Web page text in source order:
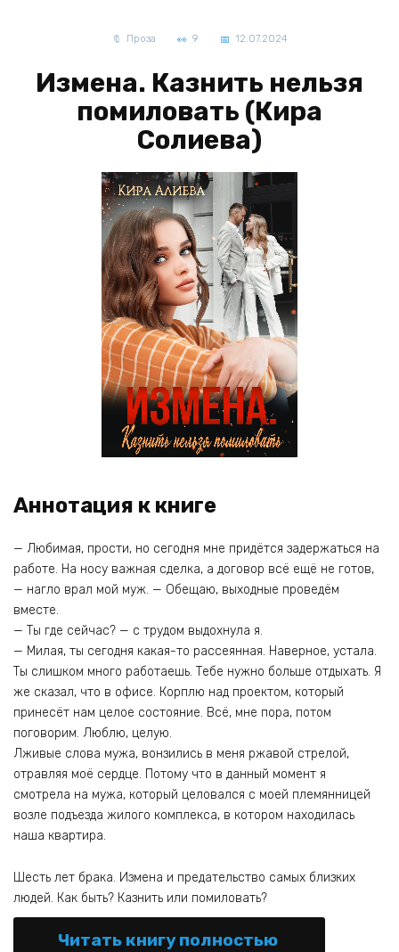
Проза 9 12.07.2024
Измена. Казнить нельзя
помиловать (Кира
Солиева)
Аннотация к книге
— Любимая, прости, но сегодня мне придётся задержаться на
работе. На носу важная сделка, а договор всё ещё не готов,
— нагло врал мой муж. — Обещаю, выходные проведём
вместе.
— Ты где сейчас? — с трудом выдохнула я.
— Милая, ты сегодня какая-то рассеянная. Наверное, устала.
Ты слишком много работаешь. Тебе нужно больше отдыхать. Я
же сказал, что в офисе. Корплю над проектом, который
принесёт нам целое состояние. Всё, мне пора, потом
поговорим. Люблю, целую.
Лживые слова мужа, вонзились в меня ржавой стрелой,
отравляя моё сердце. Потому что в данный момент я
смотрела на мужа, который целовался с моей племянницей
возле подъезда жилого комплекса, в котором находилась
наша квартира.
Шесть лет брака. Измена и предательство самых близких
людей. Как быть? Казнить или помиловать?
Читать книгу полностью